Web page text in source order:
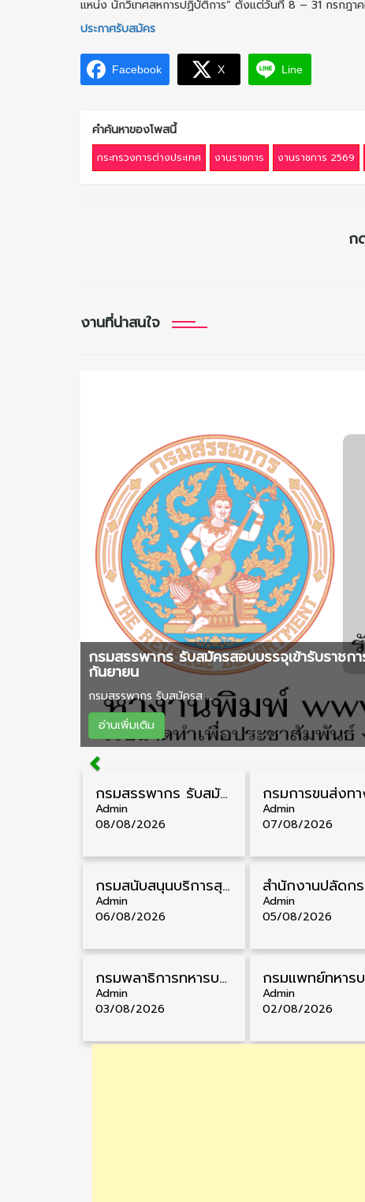
แหน่ง นักวิเทศสหการปฏิบัติการ” ตั้งแต่วันที่ 8 – 31 กรกฎ
ประกาศรับสมัคร
Facebook X Line
คำค้นหาของโพสนี้
กระทรวงการต่างประเทศ งานราชการ งานราชการ 2569
ก
งานที่น่าสนใจ
กรมสรรพากร รับสมัครสอบบรรจุเข้ารับรา
กันยายน
กรมสรรพากร รับสมัครส ...
อ่านเพิ่มเติม
กรมสรรพากร รับสมัครสอบบรรจุเข้ารับราชการ วุฒิ ปวส./ป.ตรี 1,808 อัตรา รับสมัคร 20 สิงหาคม – 18 กันยายน
Admin
08/08/2026
Admin
07/08/2026
กรมสนับสนุนบริการสุขภาพ รับสมัครคัดเลือกพนักงานราชการ วุฒิ ปวส./ป.ตรี 13 อัตรา รับสมัคร 11 – 20 สิงหาคม
Admin
06/08/2026
Admin
05/08/2026
กรมพลาธิการทหารบก รับสมัครพนักงานราชการ วุฒิ ม.3/ม.6/ปวช. 66 อัตรา รับสมัคร 10 – 17 สิงหาคม
Admin
03/08/2026
Admin
02/08/2026